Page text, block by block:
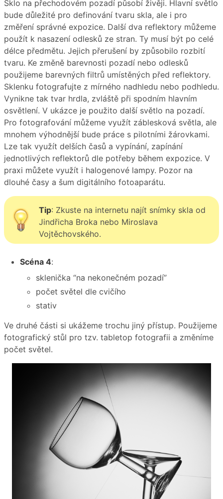
Sklo na přechodovém pozadí působí živěji. Hlavní světlo
bude důležité pro definování tvaru skla, ale i pro
změření správné expozice. Další dva reflektory můžeme
použít k nasazení odlesků ze stran. Ty musí být po celé
délce předmětu. Jejich přerušení by způsobilo rozbití
tvaru. Ke změně barevnosti pozadí nebo odlesků
použijeme barevných filtrů umístěných před reflektory.
Sklenku fotografujte z mírného nadhledu nebo podhledu.
Vynikne tak tvar hrdla, zvláště při spodním hlavním
osvětlení. V ukázce je použito další světlo na pozadí.
Pro fotografování můžeme využít záblesková světla, ale
mnohem výhodnější bude práce s pilotními žárovkami.
Lze tak využít delších časů a vypínání, zapínání
jednotlivých reflektorů dle potřeby během expozice. V
praxi můžete využít i halogenové lampy. Pozor na
dlouhé časy a šum digitálního fotoaparátu.
Tip: Zkuste na internetu najít snímky skla od
Jindřicha Broka nebo Miroslava
Vojtěchovského.
Scéna 4:
sklenička “na nekonečném pozadí”
počet světel dle cvičího
stativ
Ve druhé části si ukážeme trochu jiný přístup. Použijeme
fotografický stůl pro tzv. tabletop fotografii a změníme
počet světel.